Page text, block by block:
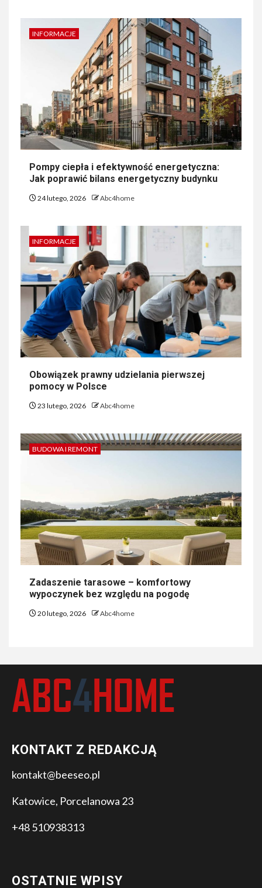
INFORMACJE
Pompy ciepła i efektywność energetyczna:
Jak poprawić bilans energetyczny budynku
24 lutego, 2026 Abc4home
INFORMACJE
Obowiązek prawny udzielania pierwszej
pomocy w Polsce
23 lutego, 2026 Abc4home
BUDOWA I REMONT
Zadaszenie tarasowe – komfortowy
wypoczynek bez względu na pogodę
20 lutego, 2026 Abc4home
KONTAKT Z REDAKCJĄ
kontakt@beeseo.pl
Katowice, Porcelanowa 23
+48 510938313
OSTATNIE WPISY